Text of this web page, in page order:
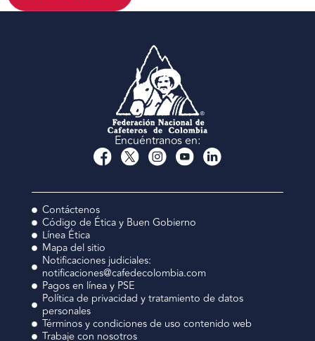
Encuéntranos en:
Contáctenos
Código de Ética y Buen Gobierno
Línea Ética
Mapa del sitio
Notificaciones judiciales:
notificaciones@cafedecolombia.com
Pagos en línea y PSE
Política de privacidad y tratamiento de datos
personales
Términos y condiciones de uso contenido web
Trabaje con nosotros